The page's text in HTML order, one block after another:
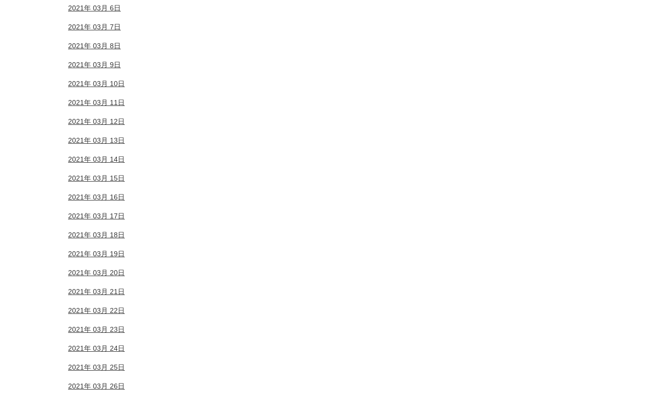
2021年 03月 6日
2021年 03月 7日
2021年 03月 8日
2021年 03月 9日
2021年 03月 10日
2021年 03月 11日
2021年 03月 12日
2021年 03月 13日
2021年 03月 14日
2021年 03月 15日
2021年 03月 16日
2021年 03月 17日
2021年 03月 18日
2021年 03月 19日
2021年 03月 20日
2021年 03月 21日
2021年 03月 22日
2021年 03月 23日
2021年 03月 24日
2021年 03月 25日
2021年 03月 26日